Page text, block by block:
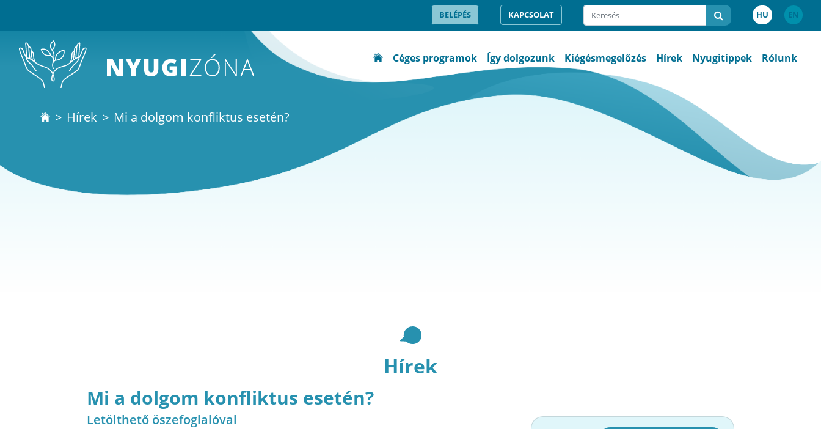
BELÉPÉS KAPCSOLAT HU EN
Céges programok Így dolgozunk Kiégésmegelőzés Hírek Nyugitippek Rólunk
Hírek Mi a dolgom konfliktus esetén?
Hírek
Mi a dolgom konfliktus esetén?
Letölthető öszefoglalóval